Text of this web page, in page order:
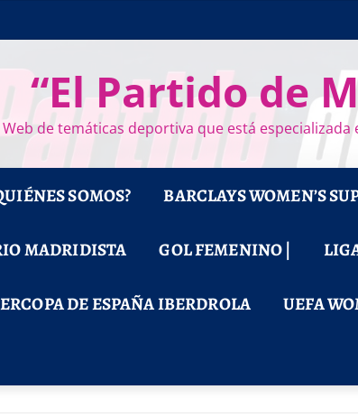
“El Partido de
Web de temáticas deportiva que está
SOMOS? BARCLAYS WOMEN’S
MADRIDISTA GOL FEMENINO |
DE ESPAÑA IBERDROLA UEFA